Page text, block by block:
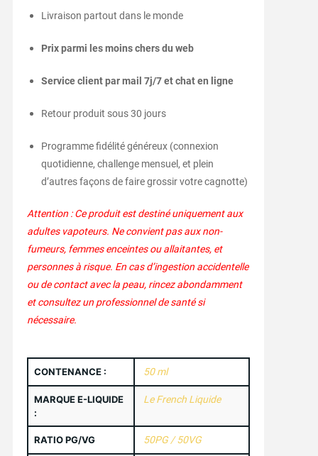
Livraison partout dans le monde
Prix parmi les moins chers du web
Service client par mail 7j/7 et chat en ligne
Retour produit sous 30 jours
Programme fidélité généreux (connexion
quotidienne, challenge mensuel, et plein
d’autres façons de faire grossir votre cagnotte)
Attention : Ce produit est destiné uniquement aux
adultes vapoteurs. Ne convient pas aux non-
fumeurs, femmes enceintes ou allaitantes, et
personnes à risque. En cas d’ingestion accidentelle
ou de contact avec la peau, rincez abondamment
et consultez un professionnel de santé si
nécessaire.
CONTENANCE : 50 ml
MARQUE E-LIQUIDE
:
Le French Liquide
RATIO PG/VG 50PG / 50VG